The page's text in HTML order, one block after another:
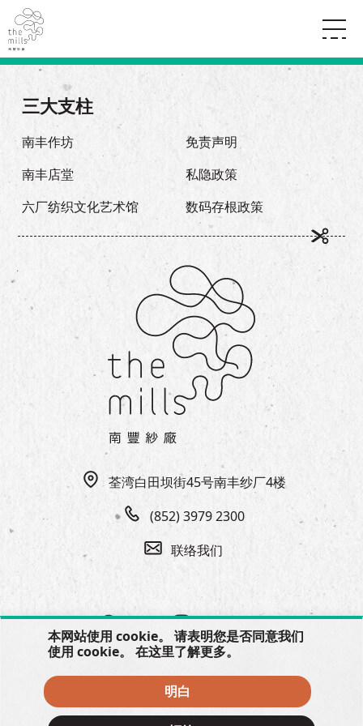
本网站使用 cookie。 请表明您是否同意我们
使用 cookie。 在这里了解更多。
明白
关于南丰纱厂
愿景
三大支柱
媒体中心
联络我们
南丰店堂
店堂指南
商店
活动场地
活动世界之約
展覽
走进南丰纱厂
体验
景点
活化与保育
走进南丰纱厂
其他體驗
开放时间及位置
穿梭巴士服务
荃湾白田坝街45号南丰纱厂4楼
(852) 3979 2300
联络我们
三大支柱
南丰作坊
南丰店堂
六厂纺织文化艺术馆
免责声明
私隐政策
数码存根政策
© 2026 The Mills, all rights reserved.